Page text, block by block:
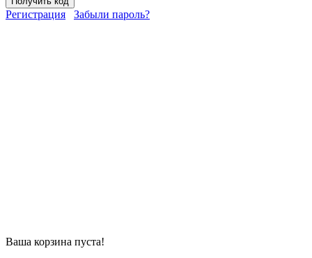
Регистрация Забыли пароль?
Ваша корзина пуста!